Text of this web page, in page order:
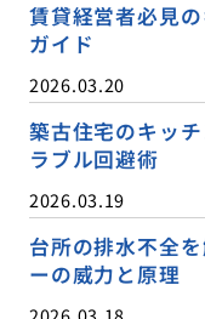
賃貸経営者必見
ガイド
2026.03.20
築古住宅のキッ
ラブル回避術
2026.03.19
台所の排水不全
ーの威力と原理